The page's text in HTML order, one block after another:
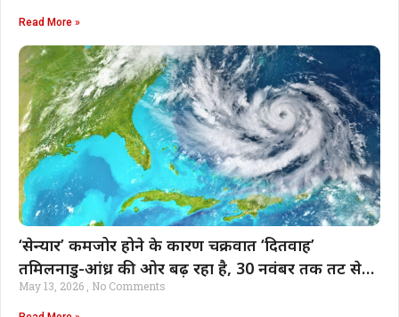
Read More »
‘सेन्यार’ कमजोर होने के कारण चक्रवात ‘दितवाह’
तमिलनाडु-आंध्र की ओर बढ़ रहा है, 30 नवंबर तक तट से
टकराएगा | भारत समाचार
May 13, 2026 No Comments